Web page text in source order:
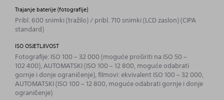
Trajanje baterije (fotografije)
Pribl. 600 snimki (tražilo) / pribl. 710 snimki (LCD zaslon) (CIPA
standard)
ISO OSJETLJIVOST
Fotografije: ISO 100 – 32 000 (moguće proširiti na ISO 50 –
102 400), AUTOMATSKI (ISO 100 – 12 800, moguće odabrati
gornje i donje ograničenje), filmovi: ekvivalent ISO 100 – 32 000,
AUTOMATSKI (ISO 100 – 12 800, moguće odabrati gornje i donje
ograničenje)